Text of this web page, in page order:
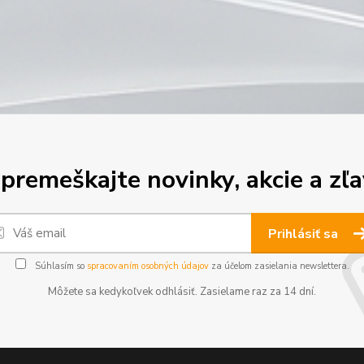
novinky, akcie a
Prihlásiť sa
Súhlasím so spracovaním osobných údajovza účelom zasielania newslettera.
Môžete sa kedykoľvek odhlásiť. Zasielame raz za 14 dní.